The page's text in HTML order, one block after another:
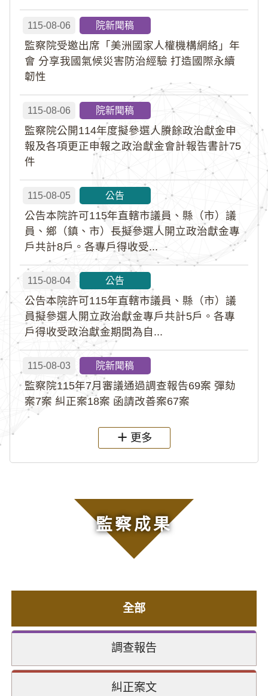
115-08-06 院新聞稿
監察院受邀出席「美洲國家人權機構網絡」年
會 分享我國氣候災害防治經驗 打造國際永續
韌性
115-08-06 院新聞稿
監察院公開114年度擬參選人賸餘政治獻金申
報及各項更正申報之政治獻金會計報告書計75
件
115-08-05 公告
公告本院許可115年直轄市議員、縣（市）議
員、鄉（鎮、市）長擬參選人開立政治獻金專
戶共計8戶。各專戶得收受...
115-08-04 公告
公告本院許可115年直轄市議員、縣（市）議
員擬參選人開立政治獻金專戶共計5戶。各專
戶得收受政治獻金期間為自...
115-08-03 院新聞稿
監察院115年7月審議通過調查報告69案 彈劾
案7案 糾正案18案 函請改善案67案
更多
監察成果
全部
調查報告
糾正案文